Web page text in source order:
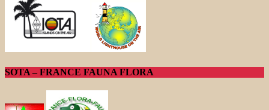
SOTA – FRANCE FAUNA FLORA